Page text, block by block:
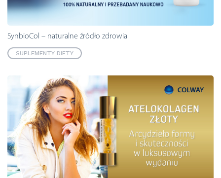
SynbioCol – naturalne źródło zdrowia
SUPLEMENTY DIETY